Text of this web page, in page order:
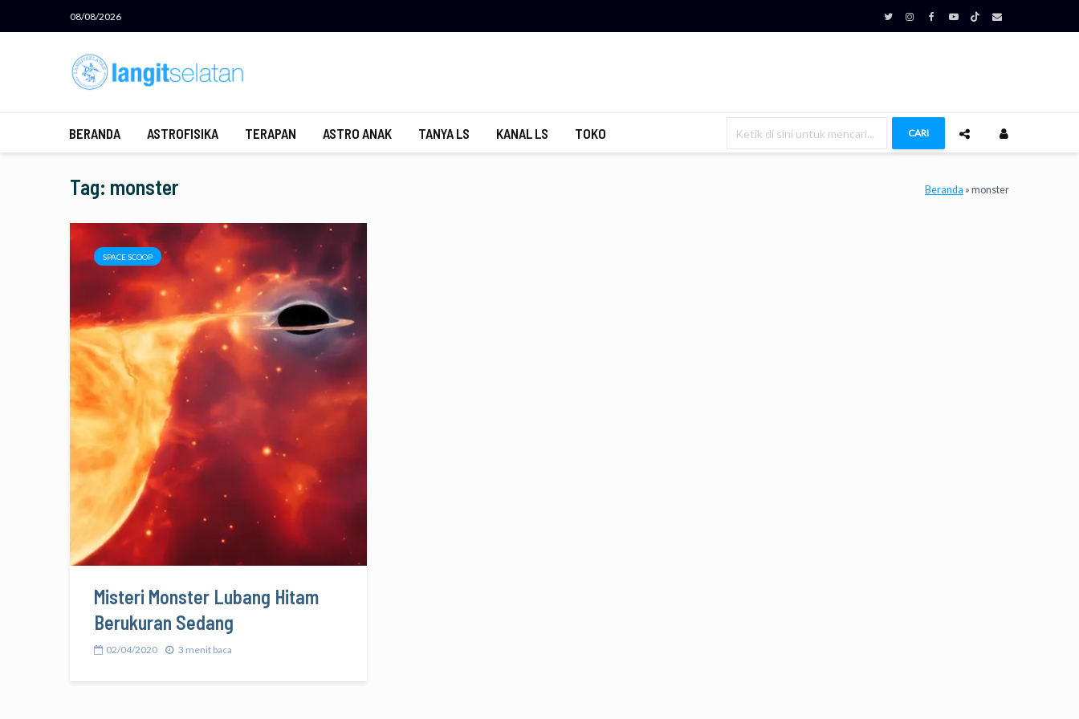
08/08/2026
BERANDA ASTROFISIKA TERAPAN ASTRO ANAK TANYA LS KANAL LS TOKO CARI
Tag: monster Beranda » monster
SPACE SCOOP
Misteri Monster Lubang Hitam
Berukuran Sedang
02/04/2020 3 menit baca